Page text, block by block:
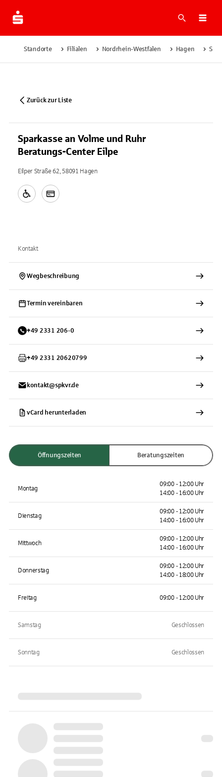
Suche
Standorte Filialen Nordrhein-Westfalen Hagen
Zurück zur Liste
Sparkasse an Volme und Ruhr
Beratungs-Center Eilpe
Eilper Straße 62, 58091 Hagen
Kontakt
Wegbeschreibung
Termin vereinbaren
+49 2331 206-0
+49 2331 20620799
kontakt@spkvr.de
vCard herunterladen
Öffnungszeiten Beratungszeiten
Montag
09:00 - 12:00 Uhr
14:00 - 16:00 Uhr
Dienstag
09:00 - 12:00 Uhr
14:00 - 16:00 Uhr
Mittwoch
09:00 - 12:00 Uhr
14:00 - 16:00 Uhr
Donnerstag
09:00 - 12:00 Uhr
14:00 - 18:00 Uhr
Freitag 09:00 - 12:00 Uhr
Samstag Geschlossen
Sonntag Geschlossen